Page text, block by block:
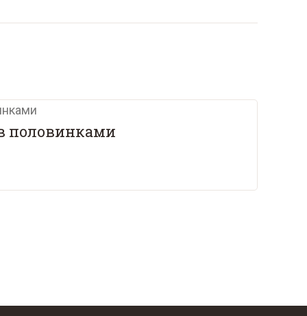
половинками